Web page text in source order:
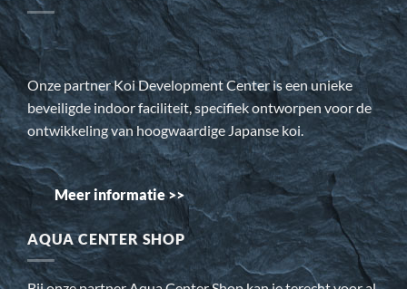
Onze partner Koi Development Center is een unieke
beveiligde indoor faciliteit, specifiek ontworpen voor de
ontwikkeling van hoogwaardige Japanse koi.
Meer informatie >>
AQUA CENTER SHOP